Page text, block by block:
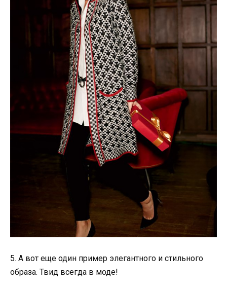
5. А вот еще один пример элегантного и стильного
образа. Твид всегда в моде!